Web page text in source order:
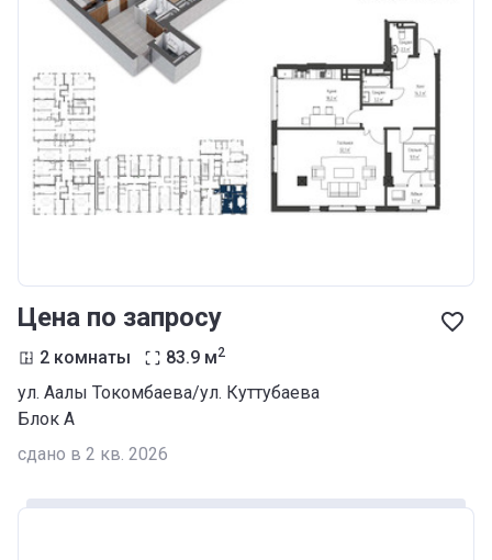
Цена по запросу
2 комнаты 83.9 м2
ул. Аалы Токомбаева/ул. Куттубаева
Блок А
сдано в 2 кв. 2026